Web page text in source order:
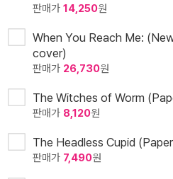
판매가 14,250원
When You Reach Me:
cover)
판매가 26,730원
The Witches of Worm
판매가 8,120원
The Headless Cupid
판매가 7,490원